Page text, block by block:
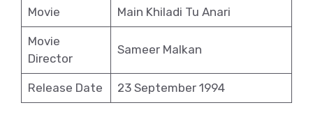
Movie Main Khiladi Tu Anari
Movie
Director
Sameer Malkan
Release Date 23 September 1994